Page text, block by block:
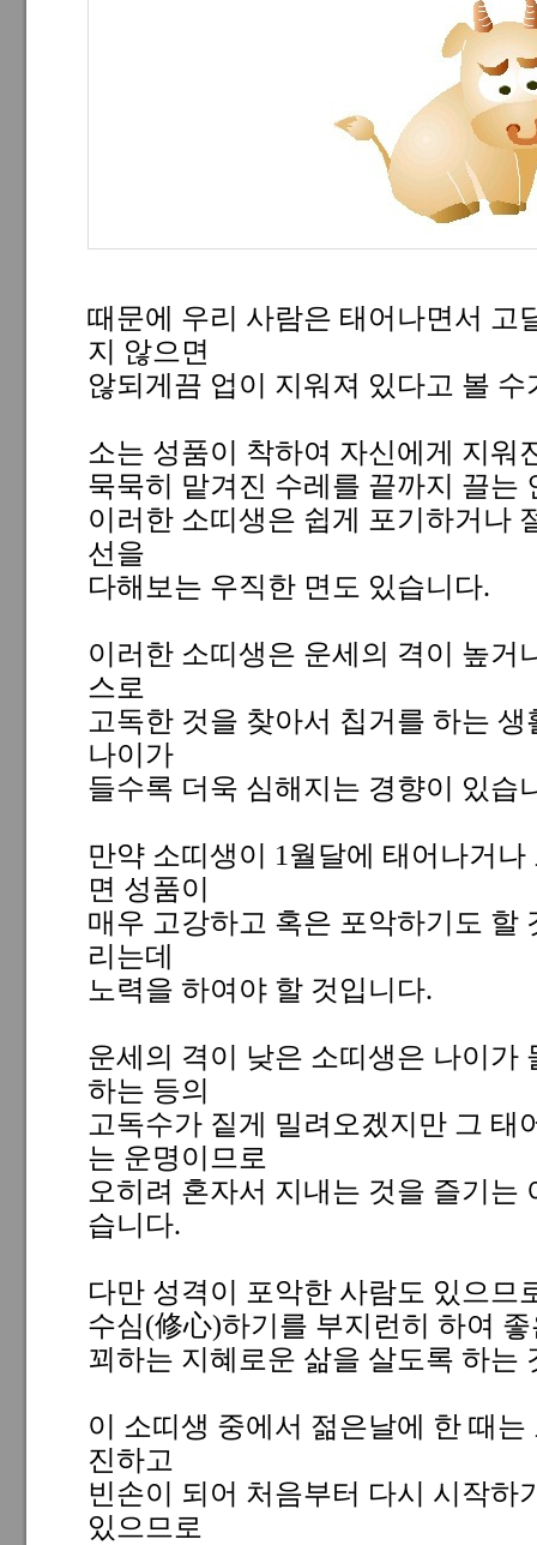
때문에 우리 사람은 태어나면서 고
지 않으면
않되게끔 업이 지워져 있다고 볼
소는 성품이 착하여 자신에게 지워
묵묵히 맡겨진 수레를 끝까지 끌는
이러한 소띠생은 쉽게 포기하거나
선을
다해보는 우직한 면도 있습니다.
이러한 소띠생은 운세의 격이 높거
스로
고독한 것을 찾아서 칩거를 하는
나이가
들수록 더욱 심해지는 경향이 있습
만약 소띠생이 1월달에 태어나거
면 성품이
매우 고강하고 혹은 포악하기도 할
리는데
노력을 하여야 할 것입니다.
운세의 격이 낮은 소띠생은 나이가
하는 등의
고독수가 짙게 밀려오겠지만 그 태
는 운명이므로
오히려 혼자서 지내는 것을 즐기는
습니다.
다만 성격이 포악한 사람도 있으므
수심(修心)하기를 부지런히 하여
꾀하는 지혜로운 삶을 살도록 하는
이 소띠생 중에서 젊은날에 한 때
진하고
빈손이 되어 처음부터 다시 시작하
있으므로